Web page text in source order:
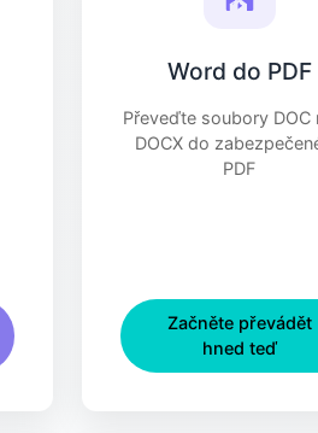
Word do PDF
Převeďte soubory DOC
DOCX do
PDF
Začněte převádět
hned teď